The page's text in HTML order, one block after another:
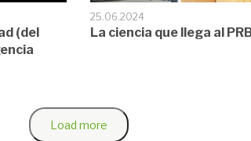
(del
25.06.2024
La ciencia que llega al
Load more